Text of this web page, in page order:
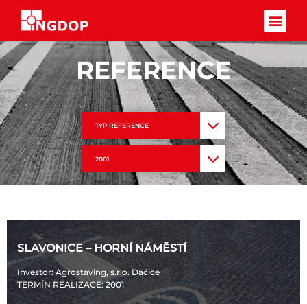
REFERENCE
TYP REFERENCE
2001
SLAVONICE – HORNÍ NÁMĚSTÍ
Investor: Agrostaving, s.r.o. Dačice
TERMÍN REALIZACE: 2001